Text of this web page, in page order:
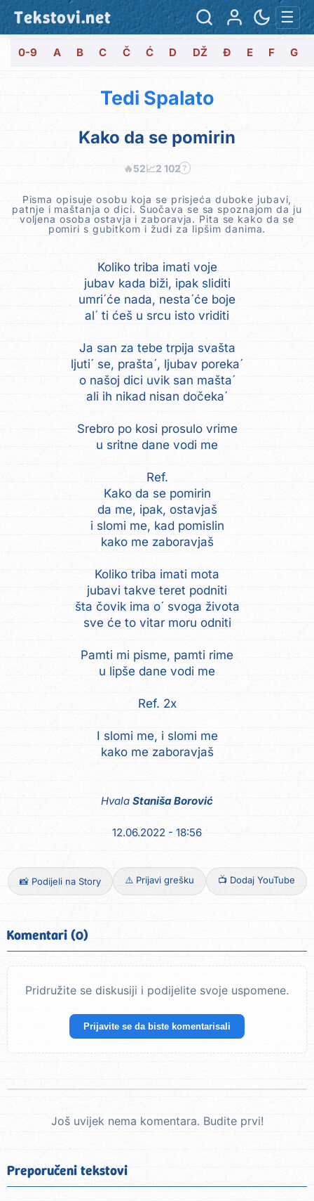
Tekstovi.net ☰
0-9 A B C Č Ć D DŽ Đ E F G
Tedi Spalato
Kako da se pomirin
🔥52📈2 102 ?
Pisma opisuje osobu koja se prisjeća duboke jubavi,
patnje i maštanja o dici. Suočava se sa spoznajom da ju
voljena osoba ostavja i zaboravja. Pita se kako da se
pomiri s gubitkom i žudi za lipšim danima.
Koliko triba imati voje
jubav kada biži, ipak sliditi
umri´će nada, nesta´će boje
al´ ti ćeš u srcu isto vriditi
Ja san za tebe trpija svašta
ljuti´ se, prašta´, ljubav poreka´
o našoj dici uvik san mašta´
ali ih nikad nisan dočeka´
Srebro po kosi prosulo vrime
u sritne dane vodi me
Ref.
Kako da se pomirin
da me, ipak, ostavjaš
i slomi me, kad pomislin
kako me zaboravjaš
Koliko triba imati mota
jubavi takve teret podniti
šta čovik ima o´ svoga života
sve će to vitar moru odniti
Pamti mi pisme, pamti rime
u lipše dane vodi me
Ref. 2x
I slomi me, i slomi me
kako me zaboravjaš
Hvala Staniša Borović
12.06.2022 - 18:56
📸 Podijeli na Story ⚠️ Prijavi grešku 📺 Dodaj YouTube
Komentari (0)
Pridružite se diskusiji i podijelite svoje uspomene.
Prijavite se da biste komentarisali
Još uvijek nema komentara. Budite prvi!
Preporučeni tekstovi